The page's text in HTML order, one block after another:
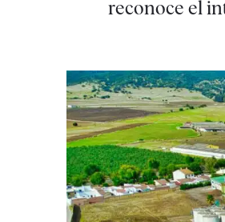
reconoce el